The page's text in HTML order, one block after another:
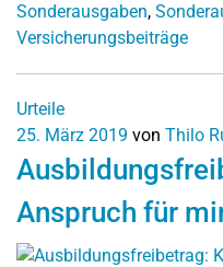
Sonderausgaben,
Versicherungsbeiträge
Urteile
25. März 2019 von Thilo
Anspruch für